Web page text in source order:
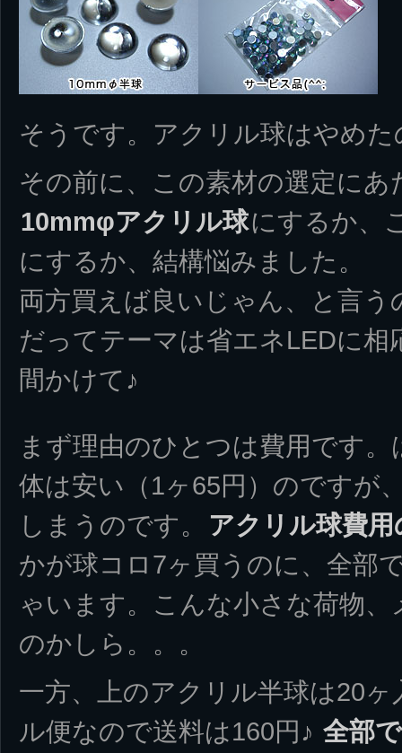
そうです。アクリル球はやめ
その前に、この素材の選定に
10mmφアクリル球にするか、
にするか、結構悩みました。
両方買えば良いじゃん、と言う
だってテーマは省エネLEDに
間かけて♪
まず理由のひとつは費用です
体は安い（1ヶ65円）のですが
しまうのです。
アクリル球費用
かが球コロ7ヶ買うのに、全部
ゃいます。こんな小さな荷物
のかしら。。。
一方、上のアクリル半球は20
ル便なので送料は160円♪ 全部